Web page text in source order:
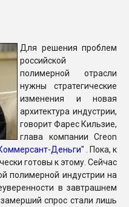
Для решения проблем
российской
полимерной отрасли
нужны стратегические
изменения и новая
архитектура индустрии,
говорит Фарес Кильзие,
глава компании Creon
Деньги" . Пока, к
готовы к этому. Сейчас
полимерной индустрии на
в завтрашнем
спрос стали лишь